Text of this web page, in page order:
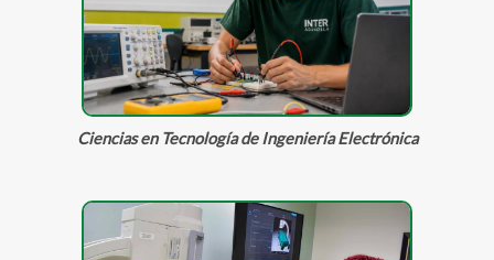
Ciencias en Tecnología de Ingeniería Electrónica